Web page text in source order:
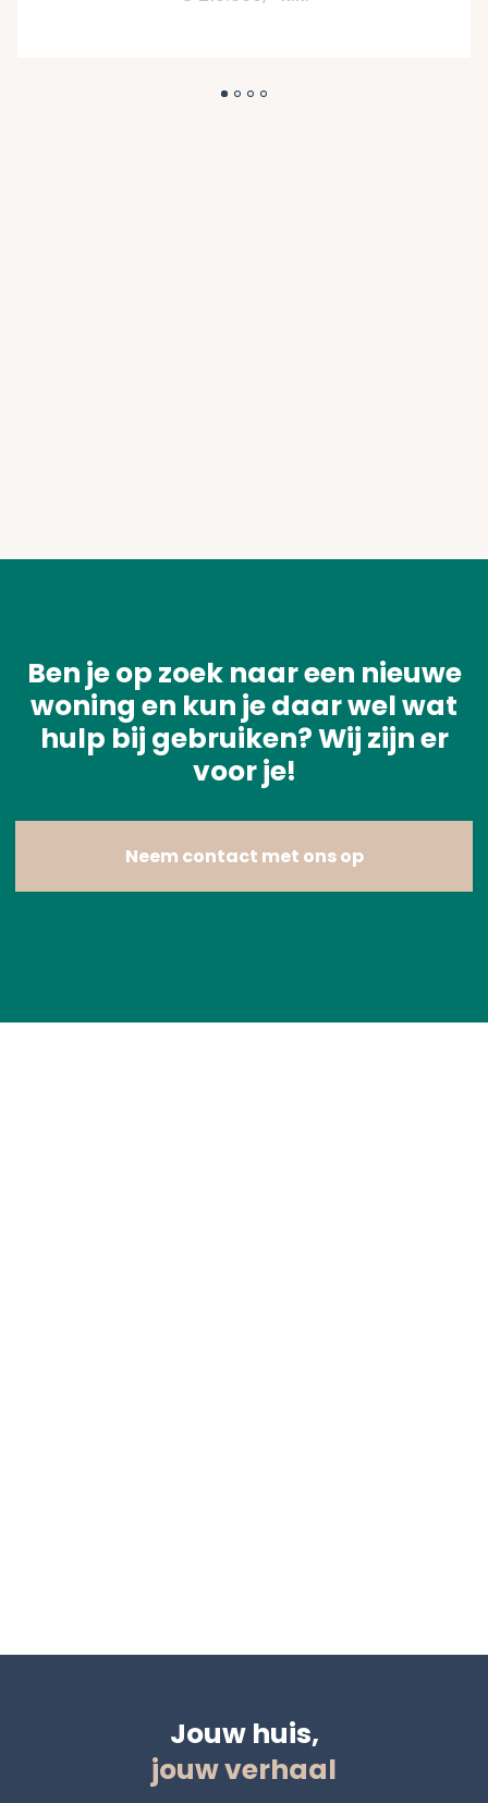
Ben je op zoek naar een nieuwe
woning en kun je daar wel wat
hulp bij gebruiken? Wij zijn er
voor je!
Neem contact met ons op
Jouw huis,
jouw verhaal